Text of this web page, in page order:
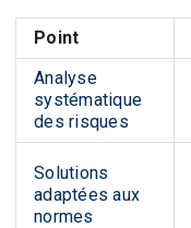
Point
Analyse
systématique
des risques
Solutions
adaptées aux
normes